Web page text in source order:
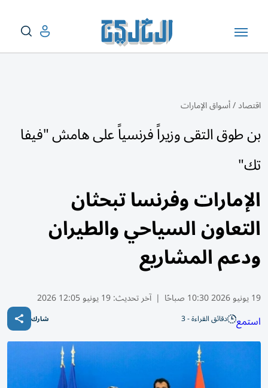
اقتصاد/أسواق الإمارات
بن طوق التقى وزيراً فرنسياً على هامش "فيفا
تك"
الإمارات وفرنسا تبحثان
التعاون السياحي والطيران
ودعم المشاريع
19 يونيو 2026 10:30 صباحًا | آخر تحديث:19 يونيو 12:05 2026
استمع دقائق القراءة - 3 شارك